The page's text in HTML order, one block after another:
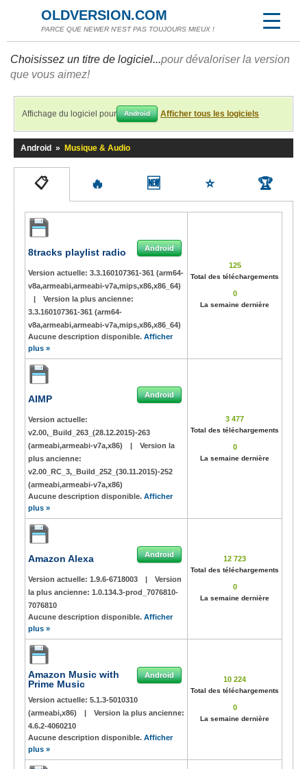
OLDVERSION.COM
PARCE QUE NEWER N'EST PAS TOUJOURS MIEUX !
Choisissez un titre de logiciel...pour dévaloriser la version
que vous aimez!
Affichage du logiciel pour Android Afficher tous les logiciels
Android » Musique & Audio
📋 🔥 🆕 ⭐ 🏆
8tracks playlist radio Android
Version actuelle: 3.3.160107361-361 (arm64-
v8a,armeabi,armeabi-v7a,mips,x86,x86_64)
|
Version la plus ancienne:
3.3.160107361-361 (arm64-
v8a,armeabi,armeabi-v7a,mips,x86,x86_64)
Aucune description disponible. Afficher
plus »
125
Total des téléchargements
0
La semaine dernière
AIMP Android
Version actuelle:
v2.00,_Build_263_(28.12.2015)-263
(armeabi,armeabi-v7a,x86)
|
Version la
plus ancienne:
v2.00_RC_3,_Build_252_(30.11.2015)-252
(armeabi,armeabi-v7a,x86)
Aucune description disponible. Afficher
plus »
3 477
Total des téléchargements
0
La semaine dernière
Amazon Alexa Android
Version actuelle: 1.9.6-6718003 |
Version
la plus ancienne: 1.0.134.3-prod_7076810-
7076810
Aucune description disponible. Afficher
plus »
12 723
Total des téléchargements
0
La semaine dernière
Amazon Music with
Prime Music
Android
Version actuelle: 5.1.3-5010310
(armeabi,x86)
|
Version la plus ancienne:
4.6.2-4060210
Aucune description disponible. Afficher
plus »
10 224
Total des téléchargements
0
La semaine dernière